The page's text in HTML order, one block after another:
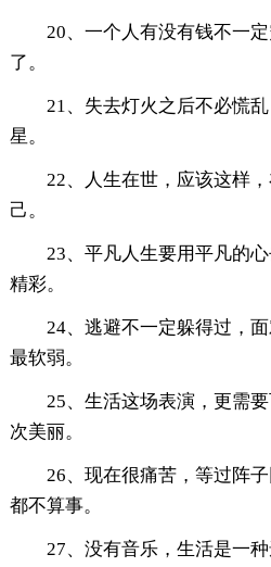
20、一个人有没有钱不一
了。
21、失去灯火之后不必慌
星。
22、人生在世，应该这样
己。
23、平凡人生要用平凡的
精彩。
24、逃避不一定躲得过，
最软弱。
25、生活这场表演，更需
次美丽。
26、现在很痛苦，等过阵
都不算事。
27、没有音乐，生活是一